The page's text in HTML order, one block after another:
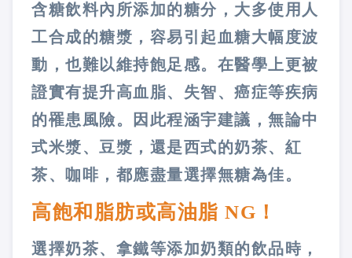
含糖飲料內所添加的糖分，大多使用人
工合成的糖漿，容易引起血糖大幅度波
動，也難以維持飽足感。在醫學上更被
證實有提升高血脂、失智、癌症等疾病
的罹患風險。因此程涵宇建議，無論中
式米漿、豆漿，還是西式的奶茶、紅
茶、咖啡，都應盡量選擇無糖為佳。
高飽和脂肪或高油脂 NG ！
選擇奶茶、拿鐵等添加奶類的飲品時，